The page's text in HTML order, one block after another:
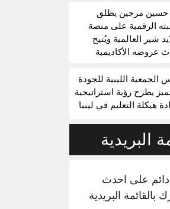
حسين مرجين يطلق
الرقمية على منصة
شير العالمية ويُتيح
عروضه الأكاديمية
الجمعية الليبية للجودة
يطرح رؤية استراتيجية
هيكلة التعليم في ليبيا
البريدية
على احدث
بالقائمة البريدية